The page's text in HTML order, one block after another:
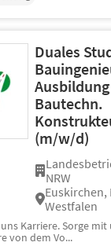
Duales
Bautechn.
(m/w/d)
NRW
Westfalen
Karriere. Sorge
von dem Vo...